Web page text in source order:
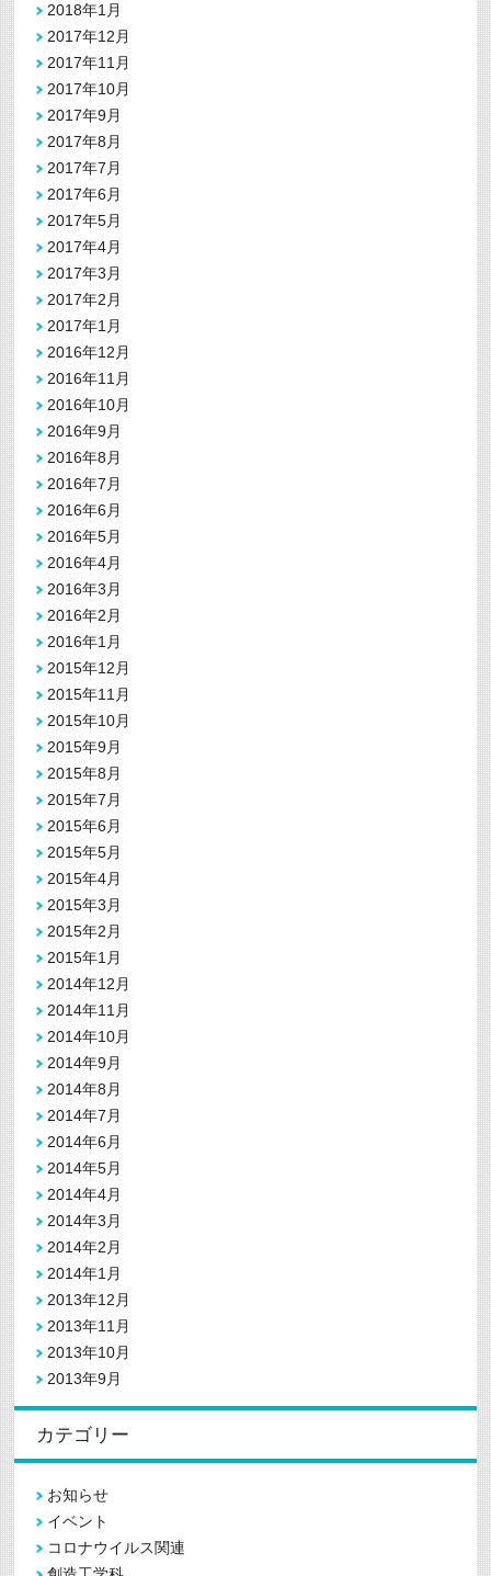
2018年1月
2017年12月
2017年11月
2017年10月
2017年9月
2017年8月
2017年7月
2017年6月
2017年5月
2017年4月
2017年3月
2017年2月
2017年1月
2016年12月
2016年11月
2016年10月
2016年9月
2016年8月
2016年7月
2016年6月
2016年5月
2016年4月
2016年3月
2016年2月
2016年1月
2015年12月
2015年11月
2015年10月
2015年9月
2015年8月
2015年7月
2015年6月
2015年5月
2015年4月
2015年3月
2015年2月
2015年1月
2014年12月
2014年11月
2014年10月
2014年9月
2014年8月
2014年7月
2014年6月
2014年5月
2014年4月
2014年3月
2014年2月
2014年1月
2013年12月
2013年11月
2013年10月
2013年9月
カテゴリー
お知らせ
イベント
コロナウイルス関連